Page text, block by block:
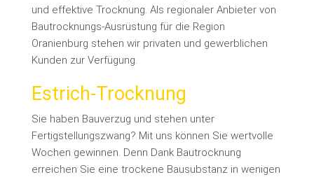
und effektive Trocknung. Als regionaler Anbieter von
Bautrocknungs-Ausrüstung für die Region
Oranienburg stehen wir privaten und gewerblichen
Kunden zur Verfügung.
Estrich-Trocknung
Sie haben Bauverzug und stehen unter
Fertigstellungszwang? Mit uns können Sie wertvolle
Wochen gewinnen. Denn Dank Bautrocknung
erreichen Sie eine trockene Bausubstanz in wenigen